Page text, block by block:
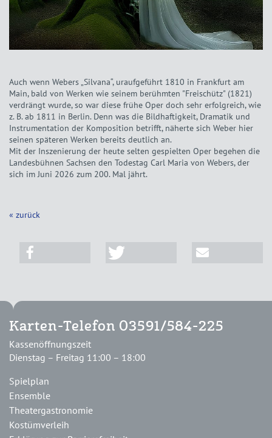
Auch wenn Webers „Silvana“, uraufgeführt 1810 in Frankfurt am
Main, bald von Werken wie seinem berühmten "Freischütz" (1821)
verdrängt wurde, so war diese frühe Oper doch sehr erfolgreich, wie
z. B. ab 1811 in Berlin. Denn was die Bildhaftigkeit, Dramatik und
Instrumentation der Komposition betrifft, näherte sich Weber hier
seinen späteren Werken bereits deutlich an.
Mit der Inszenierung der heute selten gespielten Oper begehen die
Landesbühnen Sachsen den Todestag Carl Maria von Webers, der
sich im Juni 2026 zum 200. Mal jährt.
« zurück
Karten-Telefon 03591/584-225
Kassenöffnungszeit
Dienstag – Freitag 11:00 – 18:00
Spielplan
Ensemble
Theatergastronomie
Kostümverleih